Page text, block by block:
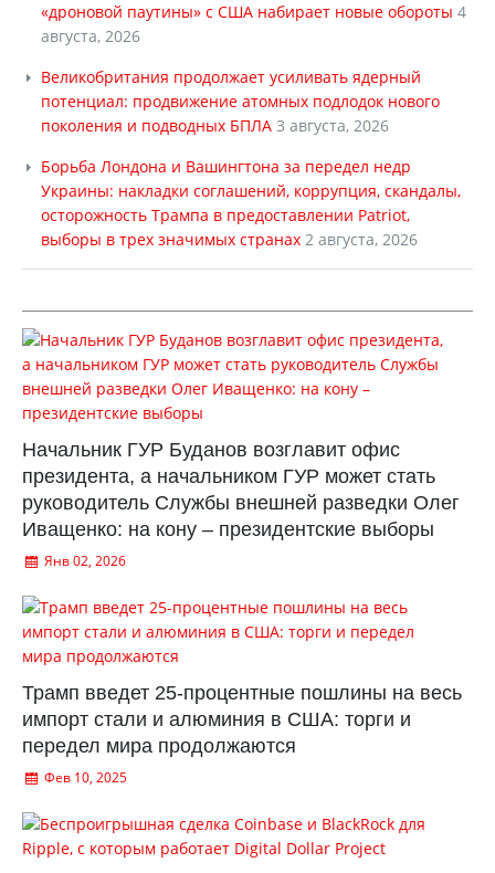
«дроновой паутины» с США набирает новые обороты 4
августа, 2026
Великобритания продолжает усиливать ядерный
потенциал: продвижение атомных подлодок нового
поколения и подводных БПЛА 3 августа, 2026
Борьба Лондона и Вашингтона за передел недр
Украины: накладки соглашений, коррупция, скандалы,
осторожность Трампа в предоставлении Patriot,
выборы в трех значимых странах 2 августа, 2026
Начальник ГУР Буданов возглавит офис
президента, а начальником ГУР может стать
руководитель Службы внешней разведки Олег
Иващенко: на кону – президентские выборы
Янв 02, 2026
Трамп введет 25-процентные пошлины на весь
импорт стали и алюминия в США: торги и
передел мира продолжаются
Фев 10, 2025